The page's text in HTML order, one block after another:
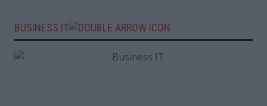
BUSINESS IT